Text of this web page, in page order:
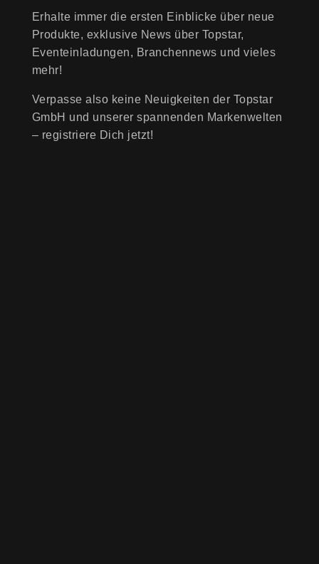
Erhalte immer die ersten Einblicke über neue
Produkte, exklusive News über Topstar,
Eventeinladungen, Branchennews und vieles
mehr!
Verpasse also keine Neuigkeiten der Topstar
GmbH und unserer spannenden Markenwelten
– registriere Dich jetzt!